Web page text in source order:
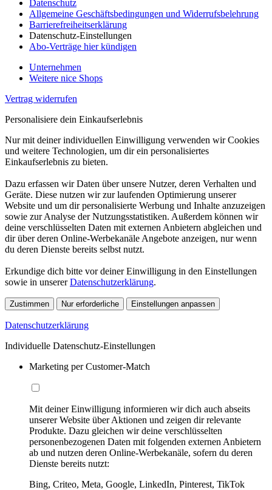
Datenschutz
Allgemeine Geschäftsbedingungen und Widerrufsbelehrung
Barrierefreiheitserklärung
Datenschutz-Einstellungen
Abo-Verträge hier kündigen
Unternehmen
Weitere nice Shops
Vertrag widerrufen
Personalisiere dein Einkaufserlebnis
Nur mit deiner individuellen Einwilligung verwenden wir Cookies
und weitere Technologien, um dir ein personalisiertes
Einkaufserlebnis zu bieten.
Dazu erfassen wir Daten über unsere Nutzer, deren Verhalten und
Geräte. Diese nutzen wir zur laufenden Optimierung unserer
Website und um dir personalisierte Werbung und Inhalte anzuzeigen
sowie zur Analyse der Nutzungsstatistiken. Außerdem können wir
deine verschlüsselten Daten mit externen Anbietern abgleichen und
dir über deren Online-Werbekanäle Angebote anzeigen, nur wenn
du deren Dienste bereits selbst nutzt.
Erkundige dich bitte vor deiner Einwilligung in den Einstellungen
sowie in unsererDatenschutzerklärung.
Zustimmen Nur erforderliche Einstellungen anpassen
Datenschutzerklärung
Individuelle Datenschutz-Einstellungen
Marketing per Customer-Match
Mit deiner Einwilligung informieren wir dich auch abseits
unserer Website über Aktionen und zeigen dir relevante
Produkte. Dazu gleichen wir deine verschlüsselten
personenbezogenen Daten mit folgenden externen Anbietern
ab und nutzen deren Online-Werbekanäle, sofern du deren
Dienste bereits nutzt:
Bing, Criteo, Meta, Google, LinkedIn, Pinterest, TikTok